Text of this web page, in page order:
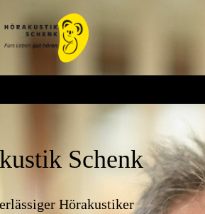
Schenk
Hörakustiker